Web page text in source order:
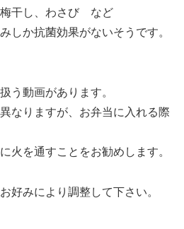
干し、わさび など
しか抗菌効果がないそうです。
う動画があります。
なりますが、お弁当に入れる際
火を通すことをお勧めします。
好みにより調整して下さい。